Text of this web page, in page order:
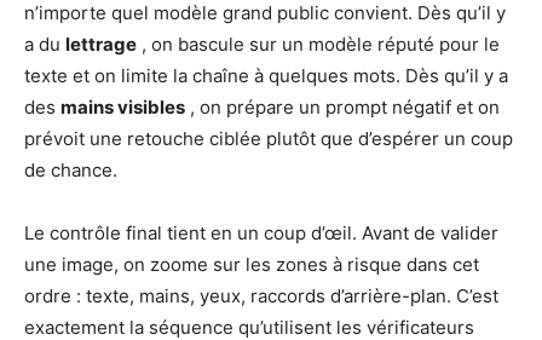
n’importe quel modèle grand public convient. Dès qu’il y
a du lettrage , on bascule sur un modèle réputé pour le
texte et on limite la chaîne à quelques mots. Dès qu’il y a
des mains visibles , on prépare un prompt négatif et on
prévoit une retouche ciblée plutôt que d’espérer un coup
de chance.
Le contrôle final tient en un coup d’œil. Avant de valider
une image, on zoome sur les zones à risque dans cet
ordre : texte, mains, yeux, raccords d’arrière-plan. C’est
exactement la séquence qu’utilisent les vérificateurs